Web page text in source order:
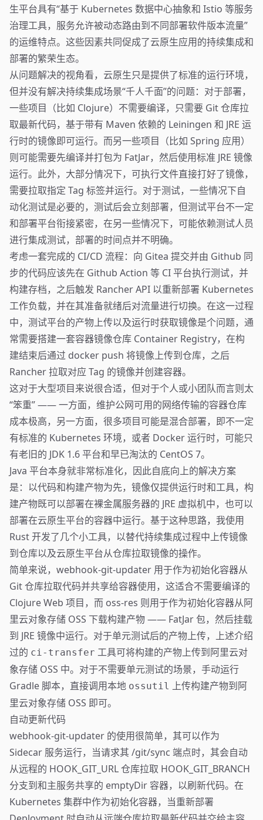
生平台具有“基于 Kubernetes 数据中心抽象和 Istio 等服务
治理工具，服务允许被动态路由到不同部署软件版本流量”
的运维特点。这些因素共同促成了云原生应用的持续集成和
部署的繁荣生态。
从问题解决的视角看，云原生只是提供了标准的运行环境，
但并没有解决持续集成场景“千人千面”的问题：对于部署，
一些项目（比如 Clojure）不需要编译，只需要 Git 仓库拉
取最新代码，基于带有 Maven 依赖的 Leiningen 和 JRE 运
行时的镜像即可运行。而另一些项目（比如 Spring 应用）
则可能需要先编译并打包为 FatJar，然后使用标准 JRE 镜像
运行。此外，大部分情况下，可执行文件直接打好了镜像，
需要拉取指定 Tag 标签并运行。对于测试，一些情况下自
动化测试是必要的，测试后会立刻部署，但测试平台不一定
和部署平台衔接紧密，在另一些情况下，可能依赖测试人员
进行集成测试，部署的时间点并不明确。
考虑一套完成的 CI/CD 流程：向 Gitea 提交并由 Github 同
步的代码应该先在 Github Action 等 CI 平台执行测试，并
构建存档，之后触发 Rancher API 以重新部署 Kubernetes
工作负载，并在其准备就绪后对流量进行切换。在这一过程
中，测试平台的产物上传以及运行时获取镜像是个问题，通
常需要搭建一套容器镜像仓库 Container Registry，在构
建结束后通过 docker push 将镜像上传到仓库，之后
Rancher 拉取对应 Tag 的镜像并创建容器。
这对于大型项目来说很合适，但对于个人或小团队而言则太
“笨重” —— 一方面，维护公网可用的网络传输的容器仓库
成本极高，另一方面，很多项目可能是混合部署，即不一定
有标准的 Kubernetes 环境，或者 Docker 运行时，可能只
有老旧的 JDK 1.6 平台和早已淘汰的 CentOS 7。
Java 平台本身就非常标准化，因此自底向上的解决方案
是：以代码和构建产物为先，镜像仅提供运行时和工具，构
建产物既可以部署在裸金属服务器的 JRE 虚拟机中，也可以
部署在云原生平台的容器中运行。基于这种思路，我使用
Rust 开发了几个小工具，以替代持续集成过程中上传镜像
到仓库以及云原生平台从仓库拉取镜像的操作。
简单来说， webhook-git-updater 用于作为初始化容器从
Git 仓库拉取代码并共享给容器使用，这适合不需要编译的
Clojure Web 项目，而 oss-res 则用于作为初始化容器从阿
里云对象存储 OSS 下载构建产物 —— FatJar 包，然后挂载
到 JRE 镜像中运行。对于单元测试后的产物上传，上述介绍
过的 ci-transfer 工具可将构建的产物上传到阿里云对
象存储 OSS 中。对于不需要单元测试的场景，手动运行
Gradle 脚本，直接调用本地 ossutil 上传构建产物到阿
里云对象存储 OSS 即可。
自动更新代码
webhook-git-updater 的使用很简单，其可以作为
Sidecar 服务运行，当请求其 /git/sync 端点时，其会自动
从远程的 HOOK_GIT_URL 仓库拉取 HOOK_GIT_BRANCH
分支到和主服务共享的 emptyDir 容器，以刷新代码。在
Kubernetes 集群中作为初始化容器，当重新部署